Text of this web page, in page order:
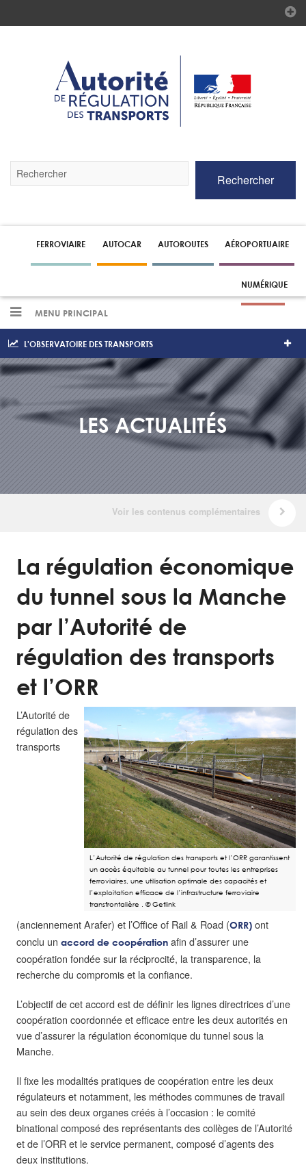
par
pour
recherche
Rechercher
FERROVIAIRE AUTOCAR AUTOROUTES AÉROPORTUAIRE
NUMÉRIQUE
MENU PRINCIPAL
L'OBSERVATOIRE DES TRANSPORTS
LES ACTUALITÉS
La régulation économique
du tunnel sous la Manche
par l’Autorité de
régulation des transports
et l’ORR
L’Autorité de régulation des transports et l’ORR garantissent
un accès équitable au tunnel pour toutes les entreprises
ferroviaires, une utilisation optimale des capacités et
l’exploitation efficace de l’infrastructure ferroviaire
transfrontalière . © Getlink
L’Autorité de
régulation des
transports
(anciennement Arafer) et l’Office of Rail & Road (ORR) ont
conclu un accord de coopération afin d’assurer une
coopération fondée sur la réciprocité, la transparence, la
recherche du compromis et la confiance.
L’objectif de cet accord est de définir les lignes directrices d’une
coopération coordonnée et efficace entre les deux autorités en
vue d’assurer la régulation économique du tunnel sous la
Manche.
Il fixe les modalités pratiques de coopération entre les deux
régulateurs et notamment, les méthodes communes de travail
au sein des deux organes créés à l’occasion : le comité
binational composé des représentants des collèges de l’Autorité
et de l’ORR et le service permanent, composé d’agents des
deux institutions.